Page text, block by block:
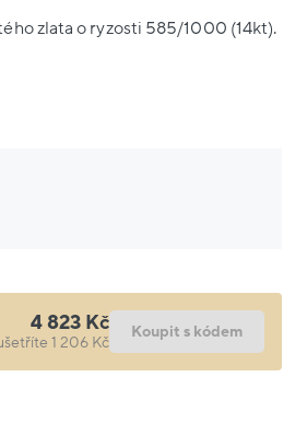
zlata o ryzosti 585/1000 (14kt).
4 823 Kč
1 206 Kč
Koupit s kódem